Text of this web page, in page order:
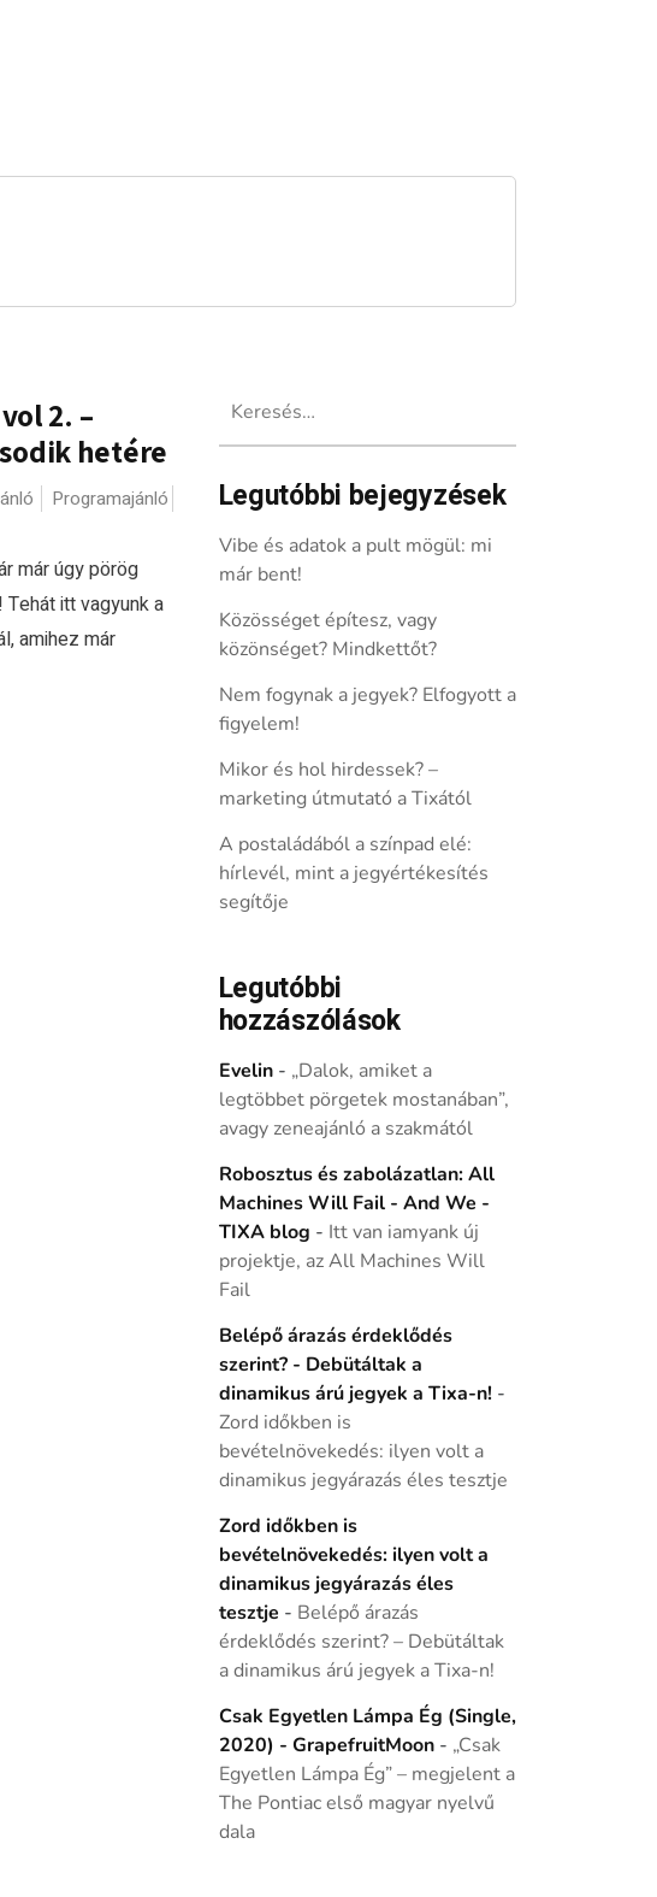
2. –
hetére
Programajánló
már úgy pörög
itt vagyunk a
amihez már
Legutóbbi bejegyzések
Vibe és adatok a pult mögül: mi
már bent!
Közösséget építesz, vagy
közönséget? Mindkettőt?
Nem fogynak a jegyek? Elfogyott a
figyelem!
Mikor és hol hirdessek? –
marketing útmutató a Tixától
A postaládából a színpad elé:
hírlevél, mint a jegyértékesítés
segítője
Legutóbbi
hozzászólások
Evelin- „Dalok, amiket a
legtöbbet pörgetek mostanában”,
avagy zeneajánló a szakmától
Robosztus és zabolázatlan: All
Machines Will Fail - And We -
TIXA blog - Itt van iamyank új
projektje, az All Machines Will
Fail
Belépő árazás érdeklődés
szerint? - Debütáltak a
dinamikus árú jegyek a Tixa-n! -
Zord időkben is
bevételnövekedés: ilyen volt a
dinamikus jegyárazás éles tesztje
Zord időkben is
bevételnövekedés: ilyen volt a
dinamikus jegyárazás éles
tesztje - Belépő árazás
érdeklődés szerint? – Debütáltak
a dinamikus árú jegyek a Tixa-n!
Csak Egyetlen Lámpa Ég (Single,
2020) - GrapefruitMoon- „Csak
Egyetlen Lámpa Ég” – megjelent a
The Pontiac első magyar nyelvű
dala